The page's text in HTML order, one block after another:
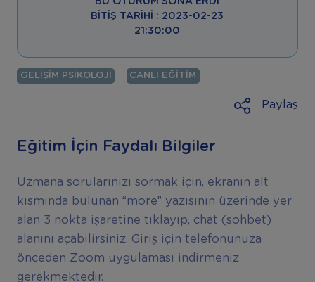
BITIŞ TARIHI : 2023-02-23
21:30:00
GELIŞIM PSIKOLOJI CANLI EĞITIM
Paylaş
Eğitim İçin Faydalı Bilgiler
Uzmana sorularınızı sormak için, ekranın alt
kısmında bulunan “more” yazısının üzerinde yer
alan 3 nokta işaretine tıklayıp, chat (sohbet)
alanını açabilirsiniz. Giriş için telefonunuza
önceden Zoom uygulaması indirmeniz
gerekmektedir.